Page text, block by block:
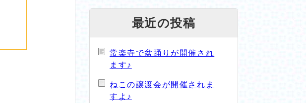
最近の投稿
常楽寺で盆踊りが開催され
ます♪
ねこの譲渡会が開催されま
すよ♪